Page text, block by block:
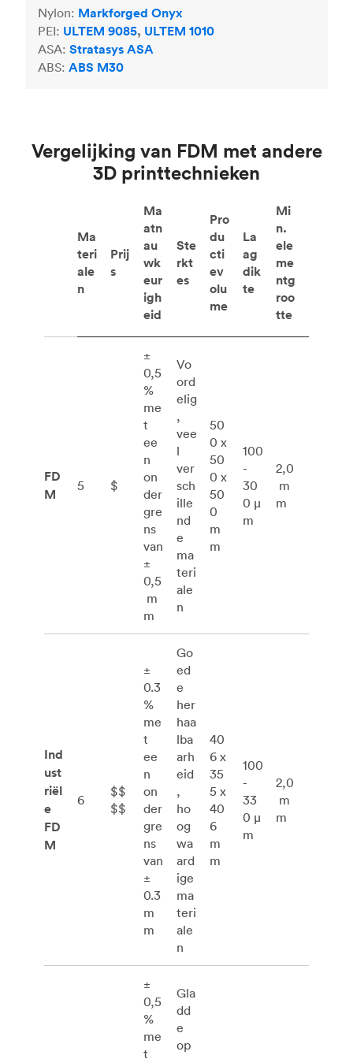
Nylon: Markforged Onyx
PEI: ULTEM 9085, ULTEM 1010
ASA: Stratasys ASA
ABS: ABS M30
Vergelijking van FDM met andere
3D printtechnieken
Ma
teri
ale
n
Prij
s
Ma
atn
au
wk
eur
igh
eid
Ste
rkt
es
Pro
du
cti
ev
olu
me
La
ag
dik
te
Mi
n.
ele
me
ntg
roo
tte
FD
M
5 $
±
0,5
%
me
t
ee
n
on
der
gre
ns
van
±
0,5
m
m
Vo
ord
elig
,
vee
l
ver
sch
ille
nd
e
ma
teri
ale
n
50
0 x
50
0 x
50
0
m
m
100
-
30
0 μ
m
2,0
m
m
Ind
ust
riël
e
FD
M
6
$$
$$
±
0.3
%
me
t
ee
n
on
der
gre
ns
van
±
0.3
m
m
Go
ed
e
her
haa
lba
arh
eid
,
ho
og
wa
ard
ige
ma
teri
ale
n
40
6 x
35
5 x
40
6
m
m
100
-
33
0 μ
m
2,0
m
m
±
0,5
%
me
t
Gla
dd
e
op